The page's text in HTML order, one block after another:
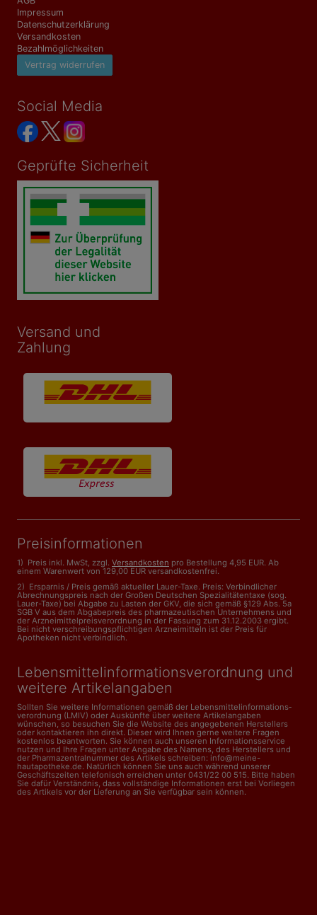
Impressum
Datenschutzerklärung
Versandkosten
Bezahlmöglichkeiten
Vertrag widerrufen
Social Media
Geprüfte Sicherheit
Versand und
Zahlung
Preisinformationen
1) Preis inkl. MwSt, zzgl. Versandkosten pro Bestellung 4,95 EUR. Ab
einem Warenwert von 129,00 EUR versandkostenfrei.
2) Ersparnis / Preis gemäß aktueller Lauer-Taxe. Preis: Verbindlicher
Abrechnungspreis nach der Großen Deutschen Spezialitätentaxe (sog.
Lauer-Taxe) bei Abgabe zu Lasten der GKV, die sich gemäß §129 Abs. 5a
SGB V aus dem Abgabepreis des pharmazeutischen Unternehmens und
der Arzneimittelpreisverordnung in der Fassung zum 31.12.2003 ergibt.
Bei nicht verschreibungspflichtigen Arzneimitteln ist der Preis für
Apotheken nicht verbindlich.
Lebensmittelinformations­verordnung und
weitere Artikelangaben
Sollten Sie weitere Informationen gemäß der Lebensmittel­informations­
verordnung (LMIV) oder Auskünfte über weitere Artikelangaben
wünschen, so besuchen Sie die Website des angegebenen Herstellers
oder kontaktieren ihn direkt. Dieser wird Ihnen gerne weitere Fragen
kostenlos beantworten. Sie können auch unseren Informationsservice
nutzen und Ihre Fragen unter Angabe des Namens, des Herstellers und
der Pharmazentralnummer des Artikels schreiben: info@meine-
hautapotheke.de. Natürlich können Sie uns auch während unserer
Geschäftszeiten telefonisch erreichen unter 0431/22 00 515. Bitte haben
Sie dafür Verständnis, dass vollständige Informationen erst bei Vorliegen
des Artikels vor der Lieferung an Sie verfügbar sein können.